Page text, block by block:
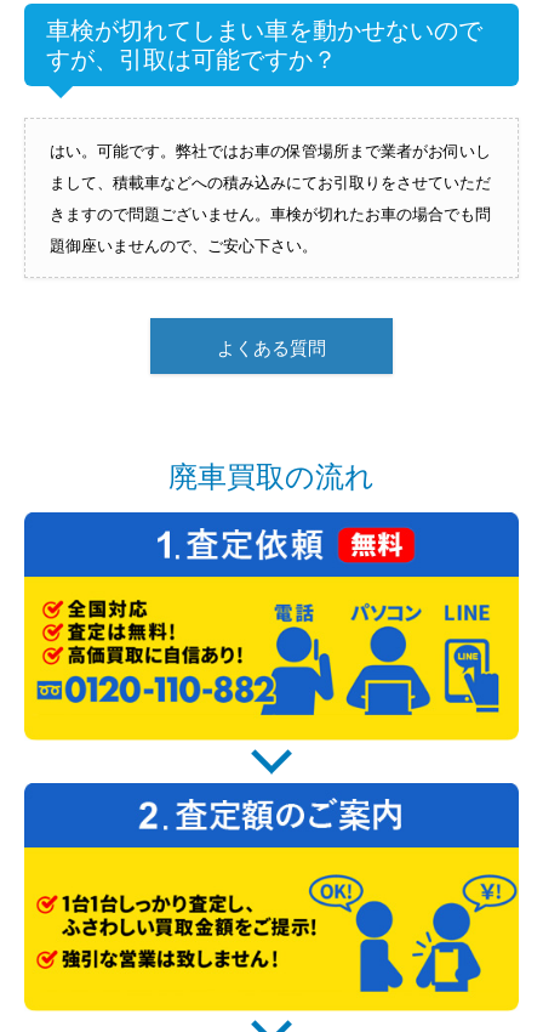
車検が切れてしまい車を動かせないので
すが、引取は可能ですか？
はい。可能です。弊社ではお車の保管場所まで業者がお伺いし
まして、積載車などへの積み込みにてお引取りをさせていただ
きますので問題ございません。車検が切れたお車の場合でも問
題御座いませんので、ご安心下さい。
よくある質問
廃車買取の流れ